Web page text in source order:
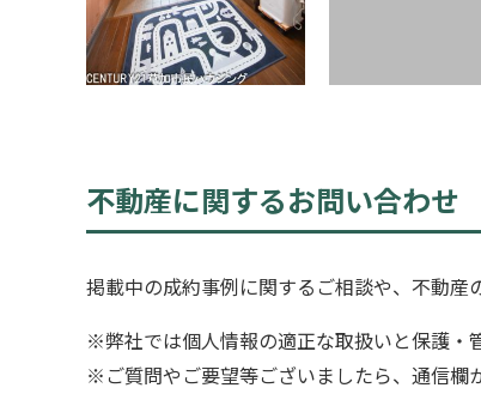
不動産に関するお問い合わせ
掲載中の成約事例に関するご相談や、不動産
※弊社では個人情報の適正な取扱いと保護・
※ご質問やご要望等ございましたら、通信欄